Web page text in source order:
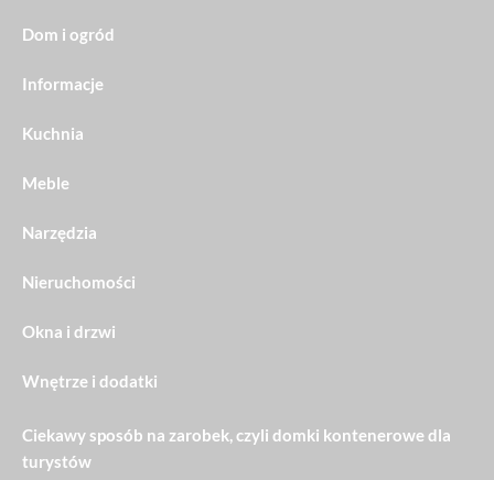
Dom i ogród
Informacje
Kuchnia
Meble
Narzędzia
Nieruchomości
Okna i drzwi
Wnętrze i dodatki
Ciekawy sposób na zarobek, czyli domki kontenerowe dla
turystów